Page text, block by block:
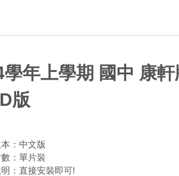
學年上學期 國中 康
版
：中文版
：單片裝
：直接安裝即可!